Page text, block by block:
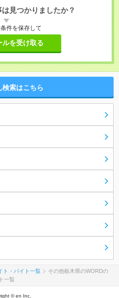
見つかりましたか？
件を保存して
ルを受け取る
検索はこちら
ト・バイト一覧
その他栃木県のWORDの
一覧
© en Inc.